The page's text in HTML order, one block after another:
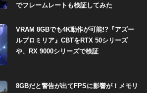
でフレームレートも検証してみた
VRAM 8GBでも4K動作が可能!?『アズー
ルプロミリア』CBTをRTX 50シリーズ
や、RX 9000シリーズで検証
8GBだと警告が出てFPSに影響が！メモリ